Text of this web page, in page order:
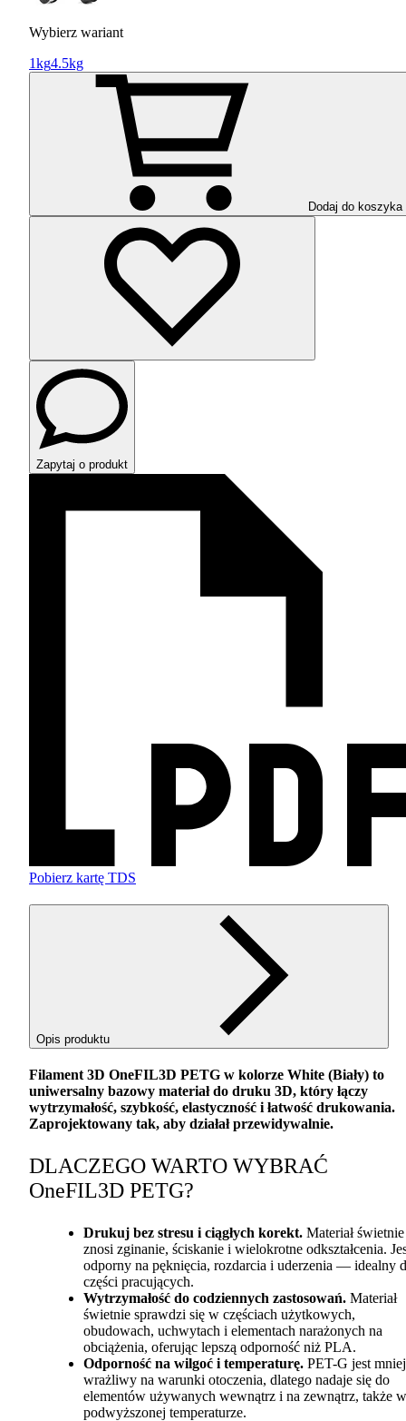
Wybierz wariant
1kg4.5kg
Dodaj do koszyka
Zapytaj o produkt
Pobierz kartę TDS
Opis produktu
Filament 3D OneFIL3D PETG w kolorze White (Biały) to
uniwersalny bazowy materiał do druku 3D, który łączy
wytrzymałość, szybkość, elastyczność i łatwość drukowania.
Zaprojektowany tak, aby działał przewidywalnie.
DLACZEGO WARTO WYBRAĆ
OneFIL3D PETG?
Drukuj bez stresu i ciągłych korekt. Materiał świetnie
znosi zginanie, ściskanie i wielokrotne odkształcenia.
odporny na pęknięcia, rozdarcia i uderzenia — idealny
części pracujących.
Wytrzymałość do codziennych zastosowań. Materiał
świetnie sprawdzi się w częściach użytkowych,
obudowach, uchwytach i elementach narażonych na
obciążenia, oferując lepszą odporność niż PLA.
Odporność na wilgoć i temperaturę. PET-G jest mniej
wrażliwy na warunki otoczenia, dlatego nadaje się do
elementów używanych wewnątrz i na zewnątrz, także w
podwyższonej temperaturze.